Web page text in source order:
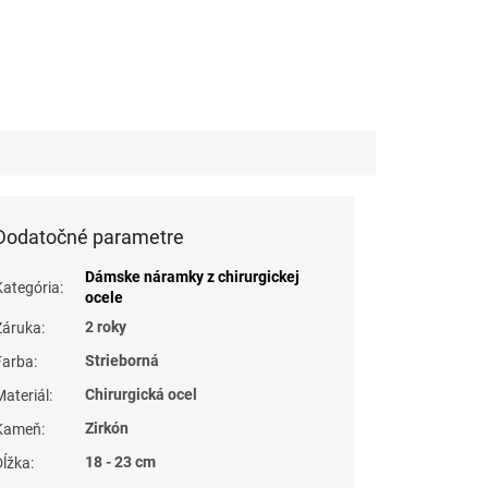
parametre
:
Dámske náramky z chirurgickej
ocele
:
2 roky
:
Strieborná
:
Chirurgická ocel
:
Zirkón
: 18 - 23 cm